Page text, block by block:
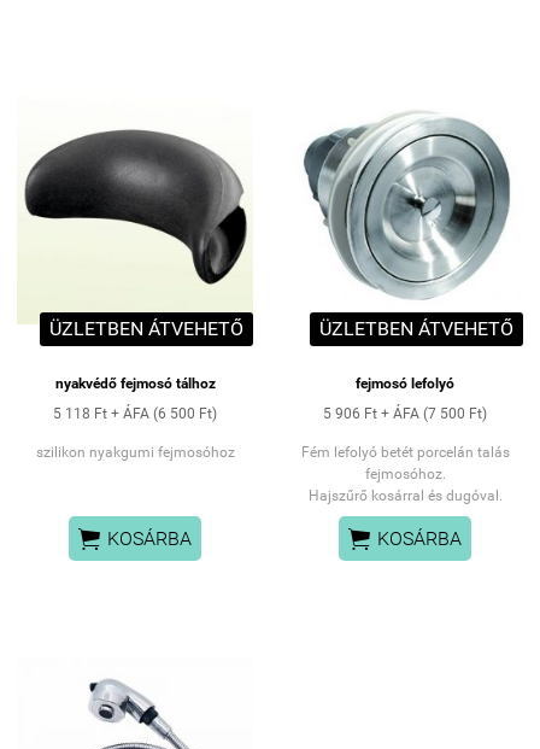
ÜZLETBEN ÁTVEHETŐ
nyakvédő fejmosó tálhoz
5 118 Ft + ÁFA (6 500 Ft)
szilikon nyakgumi fejmosóhoz
 KOSÁRBA
ÜZLETBEN ÁTVEHETŐ
fejmosó lefolyó
5 906 Ft + ÁFA (7 500 Ft)
Fém lefolyó betét porcelán talás
fejmosóhoz.
Hajszűrő kosárral és dugóval.
 KOSÁRBA